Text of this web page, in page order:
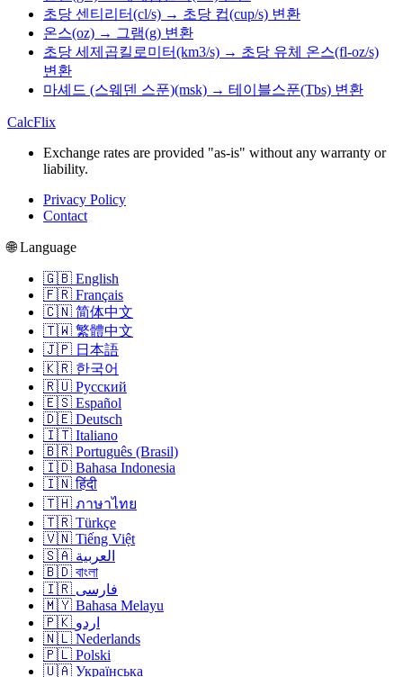
초당 센티리터(cl/s) → 초당 컵(cup/s) 변환
온스(oz) → 그램(g) 변환
초당 세제곱킬로미터(km3/s) → 초당 유체 온스(fl-oz/s)
변환
마셰드 (스웨덴 스푼)(msk) → 테이블스푼(Tbs) 변환
CalcFlix
Exchange rates are provided "as-is" without any warranty or
liability.
Privacy Policy
Contact
🌐 Language
🇬🇧 English
🇫🇷 Français
🇨🇳 简体中文
🇹🇼 繁體中文
🇯🇵 日本語
🇰🇷 한국어
🇷🇺 Русский
🇪🇸 Español
🇩🇪 Deutsch
🇮🇹 Italiano
🇧🇷 Português (Brasil)
🇮🇩 Bahasa Indonesia
🇮🇳 हिंदी
🇹🇭 ภาษาไทย
🇹🇷 Türkçe
🇻🇳 Tiếng Việt
🇸🇦 العربية
🇧🇩 বাংলা
🇮🇷 فارسی
🇲🇾 Bahasa Melayu
🇵🇰 اردو
🇳🇱 Nederlands
🇵🇱 Polski
🇺🇦 Українська